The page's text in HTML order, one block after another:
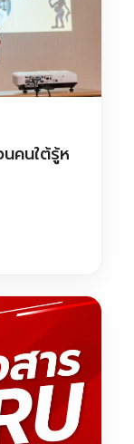
คนใต้รู้ห